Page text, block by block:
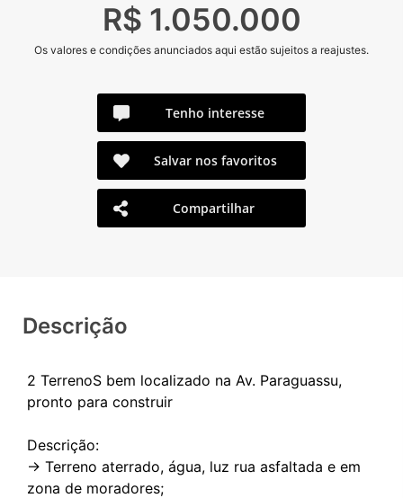
R$ 1.050.000
Os valores e condições anunciados aqui estão sujeitos a reajustes.
Tenho interesse
Salvar nos favoritos
Compartilhar
Descrição
2 TerrenoS bem localizado na Av. Paraguassu,
pronto para construir
Descrição:
-> Terreno aterrado, água, luz rua asfaltada e em
zona de moradores;